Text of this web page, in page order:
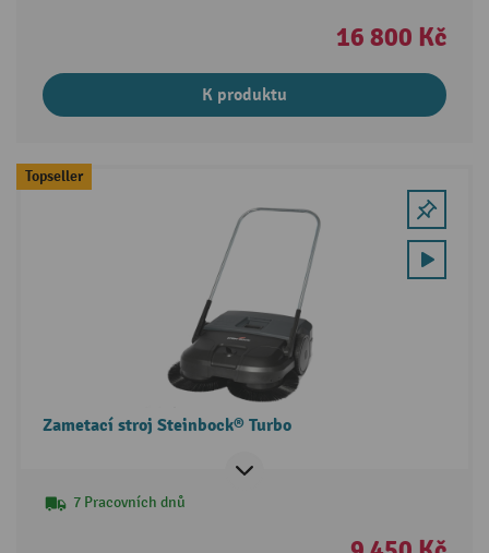
16 800 Kč
K produktu
Topseller
Zametací stroj Steinbock® Turbo
7 Pracovních dnů